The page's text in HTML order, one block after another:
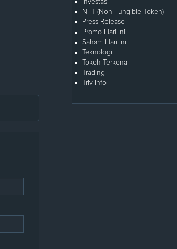
Investasi
NFT (Non Fungible Token)
Press Release
Promo Hari Ini
Saham Hari Ini
Teknologi
Tokoh Terkenal
Trading
Triv Info